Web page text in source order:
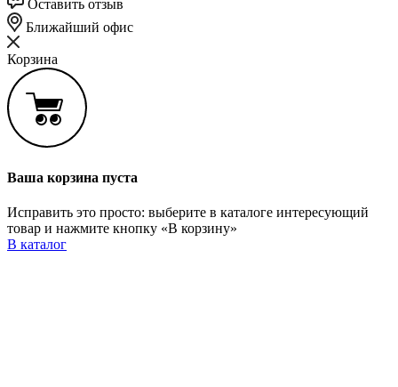
Оставить отзыв
Ближайший офис
Корзина
Ваша корзина пуста
Исправить это просто: выберите в каталоге интересующий
товар и нажмите кнопку «В корзину»
В каталог